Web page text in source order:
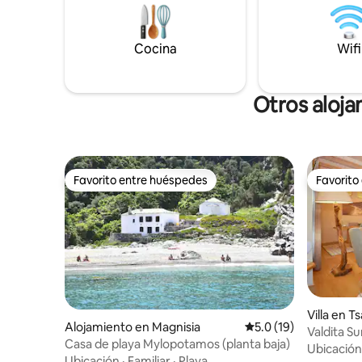
Un hermoso jardín. Estacionamiento
privado para 3 autos.
vida de
montaña
Cocina Wifi
Otros
Favorito entre huéspedes
Favorito entre huéspedes
Alojamiento en Magnisia Calificación
5.0 (19)
Casa de playa Mylopotamos (planta baja)
Villa en
Valdita
Ubicación